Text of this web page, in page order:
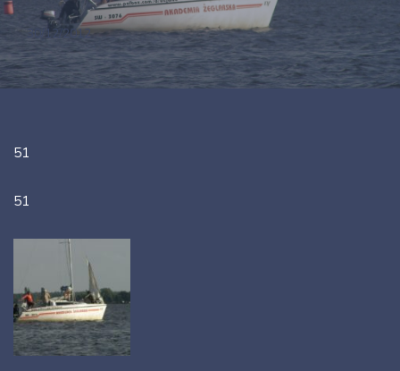
30/12/2012
51
51